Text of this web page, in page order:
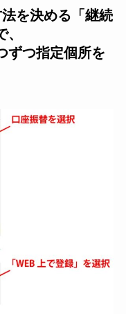
を決める「継続
ずつ指定個所を